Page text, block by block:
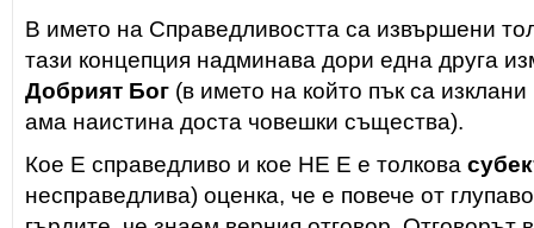
В името на Справедливостта са извършени
тази концепция надминава дори една друга
Добрият Бог (в името на който пък са
ама наистина доста човешки същества).
Кое Е справедливо и кое НЕ Е е толкова
несправедлива) оценка, че е повече от